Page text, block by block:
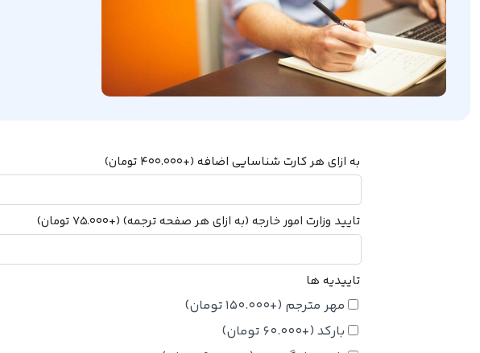
به ازای هر کارت شناسایی اضافه (+
400.000 تومان)
تایید وزارت امور خارجه (به ازای هر صفحه ترجمه) (+
75.000 تومان)
تاییدیه ها
مهر مترجم (+
150.000 تومان)
بارکد (+
60.000 تومان)